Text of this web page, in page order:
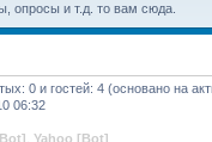
опросы и т.д. то вам сюда.
0 и гостей: 4 (основано на
06:32
Yahoo [Bot]